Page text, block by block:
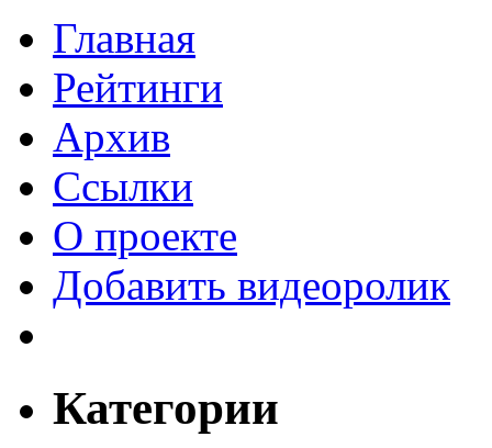
Главная
Рейтинги
Архив
Ссылки
О проекте
Добавить видеоролик
Категории